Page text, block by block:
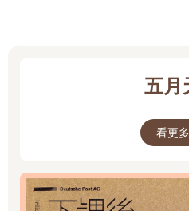
頭，上海新舞台靈機一觸，把它
多，賣座始終不衰。徐欣夫、陳
社」招牌，聘請楊小仲編劇，由
等分任導演。演員方面則多是中
號）說：
五月
看更多